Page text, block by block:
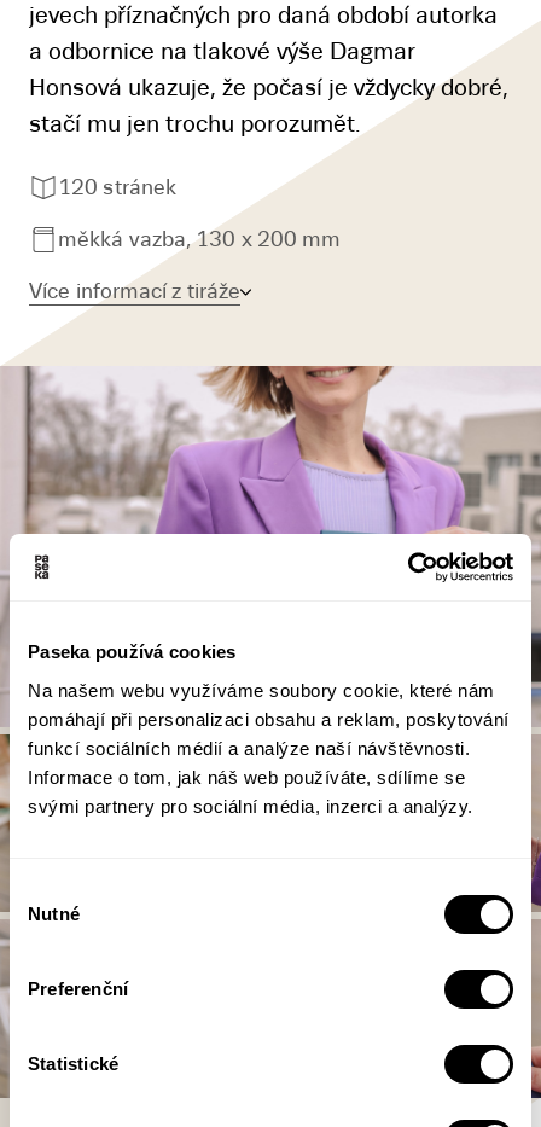
Paseka používá cookies
Na našem webu využíváme soubory cookie, které nám
pomáhají při personalizaci obsahu a reklam, poskytování
funkcí sociálních médií a analýze naší návštěvnosti.
Informace o tom, jak náš web používáte, sdílíme se
svými partnery pro sociální média, inzerci a analýzy.
souhlasu
Nutné
Preferenční
Statistické
jevech příznačných pro daná období autorka
a odbornice na tlakové výše Dagmar
Honsová ukazuje, že počasí je vždycky dobré,
stačí mu jen trochu porozumět.
120 stránek
měkká vazba, 130 x 200 mm
Více informací z tiráže